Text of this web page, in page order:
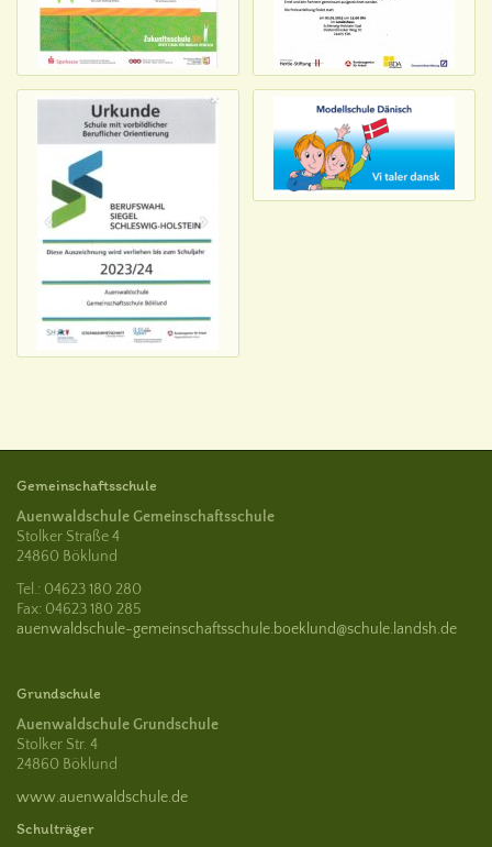
Gemeinschaftsschule
Auenwaldschule Gemeinschaftsschule
Stolker Straße 4
24860 Böklund
Tel.: 04623 180 280
Fax: 04623 180 285
auenwaldschule-gemeinschaftsschule.boeklund@schule.landsh.de
Grundschule
Auenwaldschule Grundschule
Stolker Str. 4
24860 Böklund
www.auenwaldschule.de
Schulträger